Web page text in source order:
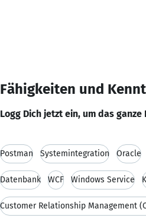
Fähigkeiten und
Logg Dich jetzt ein, um das
Postman Systemintegration Oracle
Datenbank WCF Windows Service
Customer Relationship Management